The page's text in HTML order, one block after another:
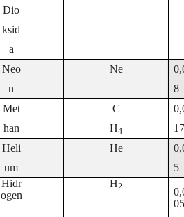
Dio
ksid
a
Neo
n
Ne
8
Met
han
C
H4
Heli
um
He
5
Hidr
ogen
H2